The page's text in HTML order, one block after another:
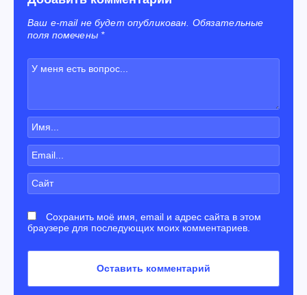
Ваш e-mail не будет опубликован. Обязательные
поля помечены *
Сохранить моё имя, email и адрес сайта в этом
браузере для последующих моих комментариев.